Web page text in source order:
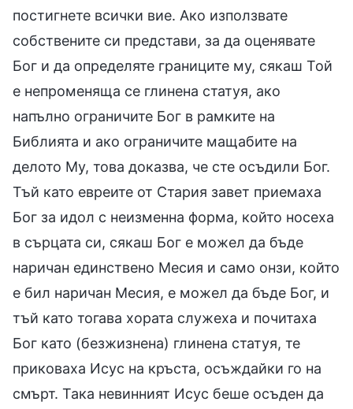
постигнете всички вие. Ако използвате
собствените си представи, за да оценявате
Бог и да определяте границите му, сякаш Той
е непроменяща се глинена статуя, ако
напълно ограничите Бог в рамките на
Библията и ако ограничите мащабите на
делото Му, това доказва, че сте осъдили Бог.
Тъй като евреите от Стария завет приемаха
Бог за идол с неизменна форма, който носеха
в сърцата си, сякаш Бог е можел да бъде
наричан единствено Месия и само онзи, който
е бил наричан Месия, е можел да бъде Бог, и
тъй като тогава хората служеха и почитаха
Бог като (безжизнена) глинена статуя, те
приковаха Исус на кръста, осъждайки го на
смърт. Така невинният Исус беше осъден да